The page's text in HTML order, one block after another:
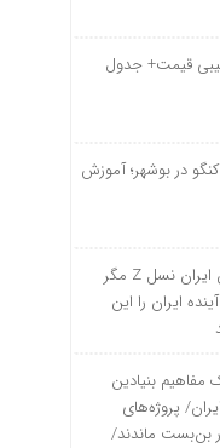
قیمت+ جدول
در بوشهر؛ آموزش
سیلیکن ولیِ تهران؛ این ایران نسل Z مگر
ایران را این
مفاهیم بنیادین
پروژه‌های
بن‌بست ماندند/